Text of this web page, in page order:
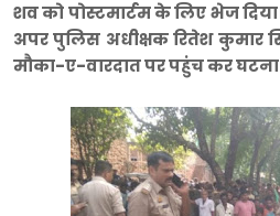
शव को पोस्टमार्टम के लिए भेज
अपर पुलिस अधीक्षक रितेश कुमार
मौका-ए-वारदात पर पहुंच कर